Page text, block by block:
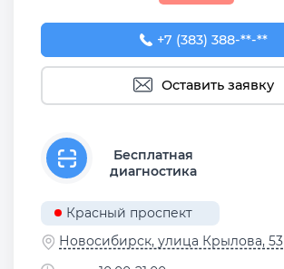
+7 (383) 388-93-76
+7 (383) 388-**-**
Оставить заявку
Бесплатная
диагностика
Красный проспект
Новосибирск, улица Крылова, 53